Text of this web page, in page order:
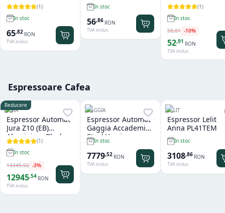
(1)
In stoc
65,82 RON
TVA inclus
In stoc
56,86 RON
TVA inclus
(1)
In stoc
58,81 -10%
52,91 RON
TVA inclus
Espressoare Cafea
Reducere
JURA
Espressor Automat
Jura Z10 (EB)
Aluminium Black
(1)
In stoc
13345,92 -3%
12945,54 RON
TVA inclus
GAGGIA
Espressor Automat
Gaggia Accademia
Steel Version
In stoc
7779,52 RON
TVA inclus
LELIT
Espressor Lelit
Anna PL41TEM
In stoc
3108,86 RON
TVA inclus